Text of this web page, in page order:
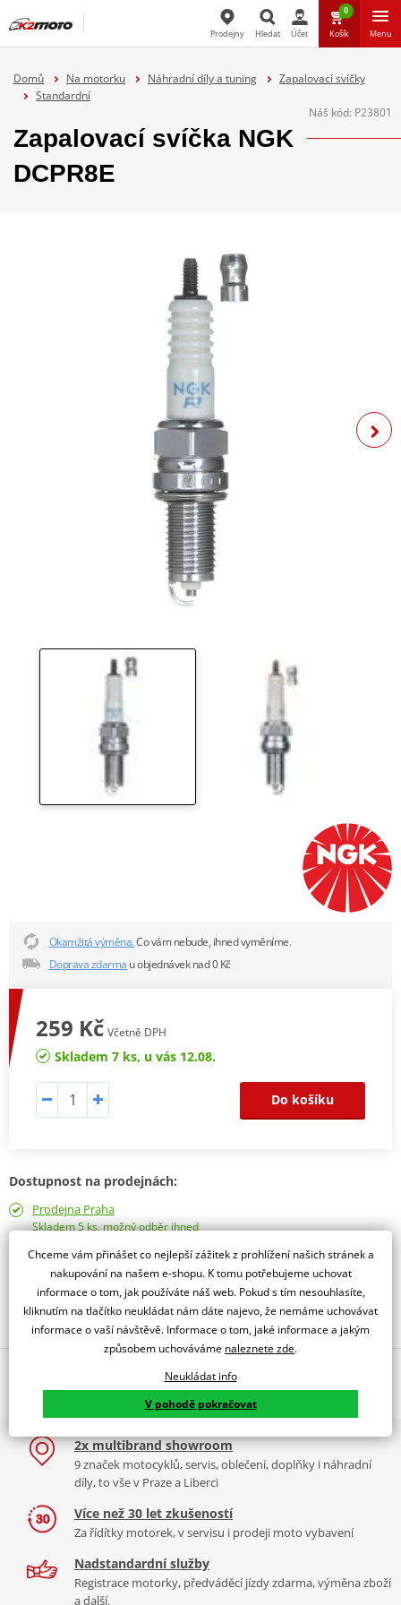
Hledat
Prodejny Hledat Účet
0
Košík Menu
Domů Na motorku Náhradní díly a tuning
Zapalovací svíčky
Standardní
Náš kód: P23801
Zapalovací svíčka NGK
DCPR8E
Okamžitá výměna.Co vám nebude, ihned vyměníme.
Doprava zdarma u objednávek nad 0 Kč
259 Kč Včetně DPH
Skladem 7 ks, u vás 12.08.
Do košíku
Dostupnost na prodejnách:
Prodejna Praha
Skladem 5 ks, možný odběr ihned
Skladem 2 ks, možný odběr ihned
Obraťte se na specialistu
dealer značky NGK
zapalovací svíčka Standard
NGK niklové zapalovací svíčkyjsou vybaveny speciálně
navrženou středovou elektrodou s V-drážkou, která zlepšuje
zapalitelnost směsi a snižuje zhášení plamene. Jádro z 98% čisté
mědi zajišťuje lepší odvod tepla pro spolehlivější starty a nižší
Závity válcované za studena zabraňují poškození závitu a
2x multibrand showroom
9 značek motocyklů, servis, oblečení, doplňky i náhradní
díly, to vše v Praze a Liberci
Více než 30 let zkušeností
Za řídítky motorek, v servisu i prodeji moto vybavení
Nadstandardní služby
Registrace motorky, předváděcí jízdy zdarma, výměna zboží
a další.
Chceme vám přinášet co nejlepší zážitek z prohlížení našich stránek a
nakupování na našem e-shopu. K tomu potřebujeme uchovat
informace o tom, jak používáte náš web. Pokud s tím nesouhlasíte,
kliknutím na tlačítko neukládat nám dáte najevo, že nemáme uchovávat
informace o vaší návštěvě. Informace o tom, jaké informace a jakým
způsobem uchováváme naleznete zde.
Neukládat info
V pohodě pokračovat